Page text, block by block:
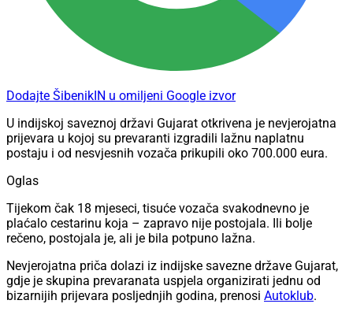
Dodajte ŠibenikIN u omiljeni Google izvor
U indijskoj saveznoj državi Gujarat otkrivena je nevjerojatna
prijevara u kojoj su prevaranti izgradili lažnu naplatnu
postaju i od nesvjesnih vozača prikupili oko 700.000 eura.
Oglas
Tijekom čak 18 mjeseci, tisuće vozača svakodnevno je
plaćalo cestarinu koja – zapravo nije postojala. Ili bolje
rečeno, postojala je, ali je bila potpuno lažna.
Nevjerojatna priča dolazi iz indijske savezne države Gujarat,
gdje je skupina prevaranata uspjela organizirati jednu od
bizarnijih prijevara posljednjih godina, prenosi Autoklub.